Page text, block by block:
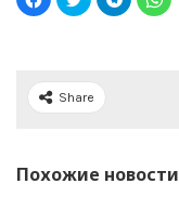
Share
Похожие новости